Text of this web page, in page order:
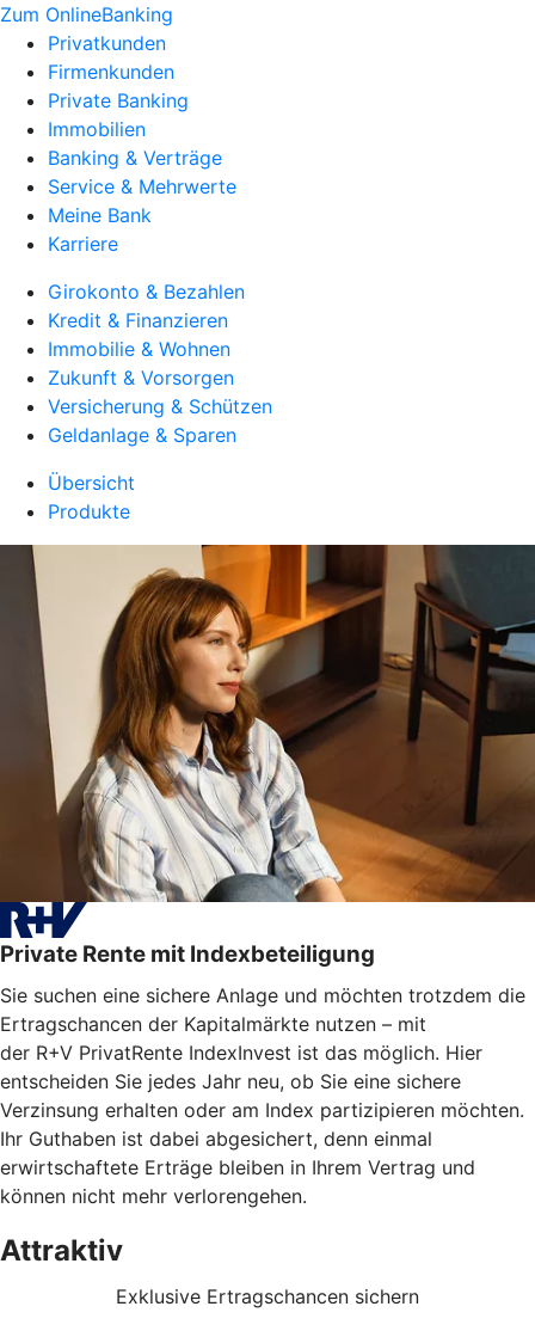
Zum OnlineBanking
Privatkunden
Firmenkunden
Private Banking
Immobilien
Banking & Verträge
Service & Mehrwerte
Meine Bank
Karriere
Girokonto & Bezahlen
Kredit & Finanzieren
Immobilie & Wohnen
Zukunft & Vorsorgen
Versicherung & Schützen
Geldanlage & Sparen
Übersicht
Produkte
Private Rente mit Indexbeteiligung
Sie suchen eine sichere Anlage und möchten trotzdem die
Ertragschancen der Kapitalmärkte nutzen – mit
der R+V PrivatRente IndexInvest ist das möglich. Hier
entscheiden Sie jedes Jahr neu, ob Sie eine sichere
Verzinsung erhalten oder am Index partizipieren möchten.
Ihr Guthaben ist dabei abgesichert, denn einmal
erwirtschaftete Erträge bleiben in Ihrem Vertrag und
können nicht mehr verlorengehen.
Attraktiv
Exklusive Ertragschancen sichern